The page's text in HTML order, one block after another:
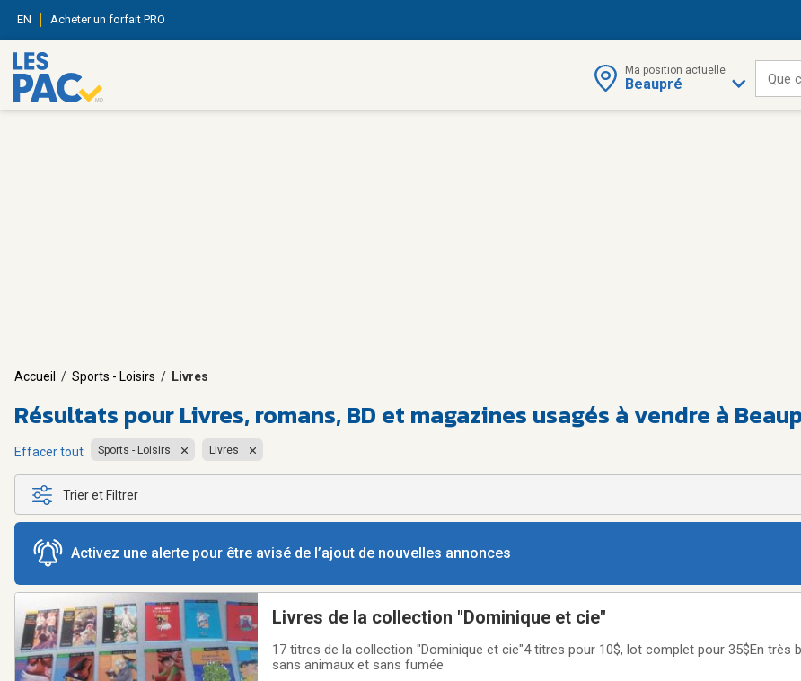
EN Acheter un forfait PRO
Ma position actuelle
Beaupré Que
Accueil / Sports - Loisirs / Livres
Résultats pourLivres, romans, BD et magazines usagés à vendre à
Effacer tout Sports - Loisirs Livres
Trier et Filtrer
Activez une alerte pour être avisé de l’ajout de nouvelles annonces
Livres de la collection "Dominique et cie"
17 titres de la collection "Dominique et cie"4 titres pour 10$, lot complet pour 35$En très
sans animaux et sans fumée